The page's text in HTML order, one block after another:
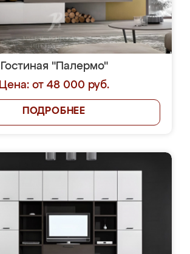
Гостиная "Палермо"
Цена: от 48 000 руб.
ПОДРОБНЕЕ